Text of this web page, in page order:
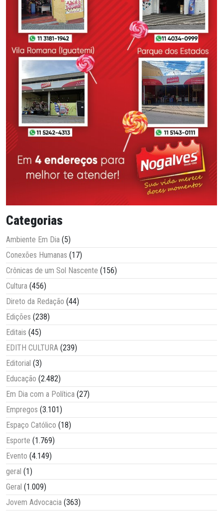
Categorias
Ambiente Em Dia (5)
Conexões Humanas (17)
Crônicas de um Sol Nascente (156)
Cultura (456)
Direto da Redação (44)
Edições (238)
Editais (45)
EDITH CULTURA (239)
Editorial (3)
Educação (2.482)
Em Dia com a Política (27)
Empregos (3.101)
Espaço Católico (18)
Esporte (1.769)
Evento (4.149)
geral (1)
Geral (1.009)
Jovem Advocacia (363)